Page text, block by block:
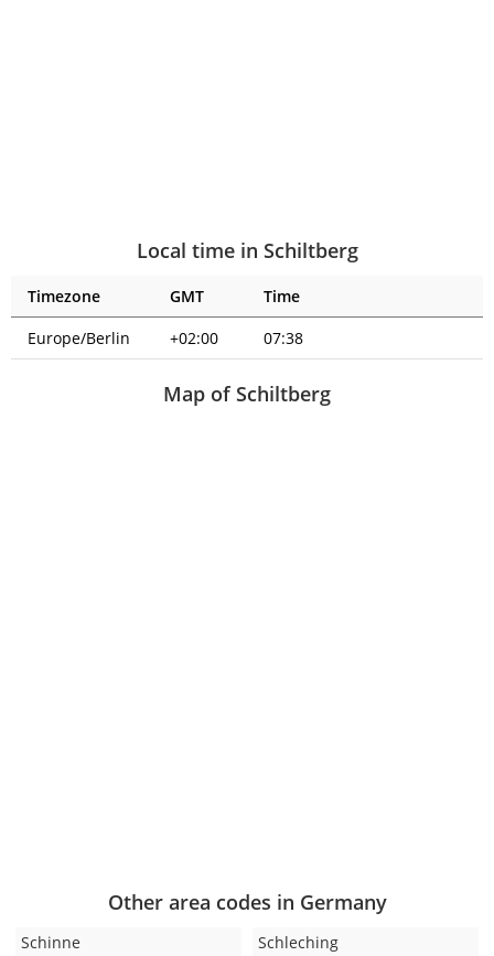
Local time in Schiltberg
Timezone GMT
Time
Europe/Berlin
+02:00 07:38
Map of Schiltberg
Other area codes in Germany
Schinne Schleching